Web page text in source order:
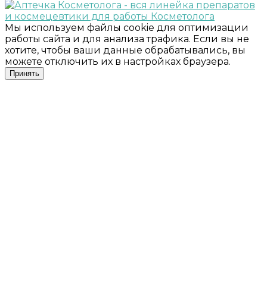
Мы используем файлы cookie для оптимизации
работы сайта и для анализа трафика. Если вы не
хотите, чтобы ваши данные обрабатывались, вы
можете отключить их в настройках браузера.
Принять